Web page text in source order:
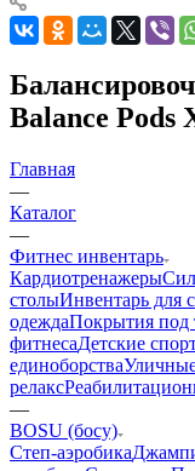
Balance Pods
Главная
—
Каталог
—
Фитнес инвентарь
Кардиотренажеры
столыИнвентарь для
одеждаПокрытия под
фитнесаДетские
единоборства
релакс
—
BOSU (босу)
Степ-аэробика